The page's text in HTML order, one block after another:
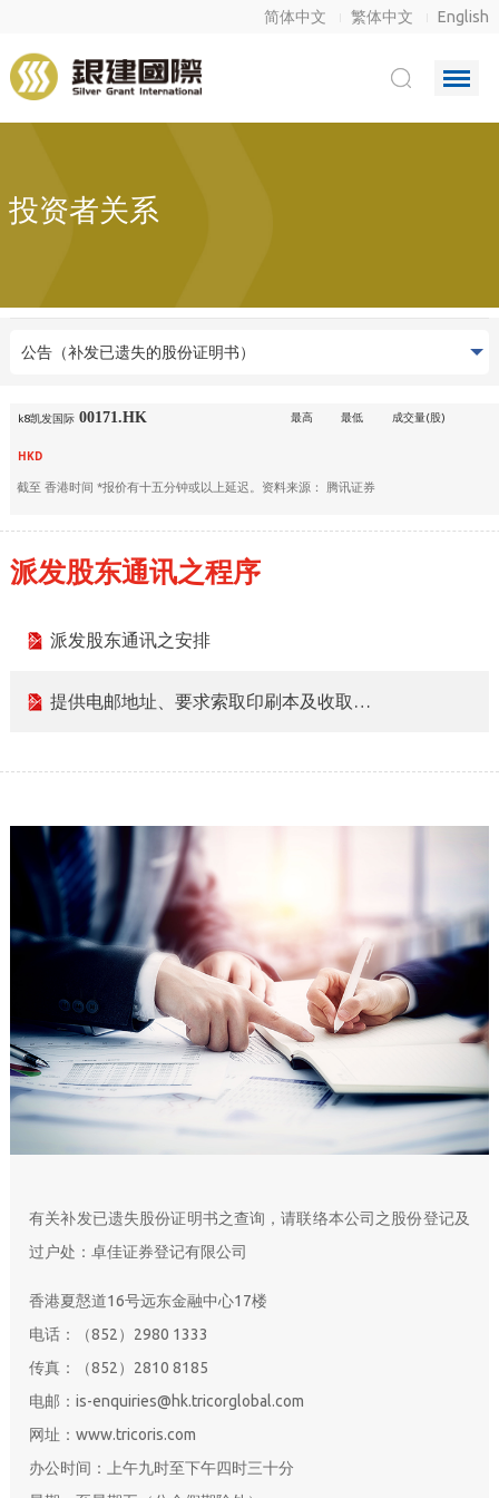
简体中文 繁体中文 English
投资者关系
公告（补发已遗失的股份证明书）
k8凯发国际 00171.HK 最高 最低 成交量(股)
HKD
截至 香港时间 *报价有十五分钟或以上延迟。资料来源： 腾讯证券
派发股东通讯之程序
派发股东通讯之安排
提供电邮地址、要求索取印刷本及收取公司通讯方式的选择表格
有关补发已遗失股份证明书之查询，请联络本公司之股份登记及
过户处：卓佳证券登记有限公司
香港夏慤道16号远东金融中心17楼
电话：（852）2980 1333
传真：（852）2810 8185
电邮：is-enquiries@hk.tricorglobal.com
网址：www.tricoris.com
办公时间：上午九时至下午四时三十分